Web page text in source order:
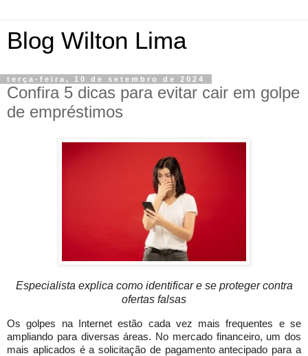
Blog Wilton Lima
terça-feira, 10 de setembro de 2024
Confira 5 dicas para evitar cair em golpe
de empréstimos
Especialista explica como identificar e se proteger contra
ofertas falsas
Os golpes na Internet estão cada vez mais frequentes e se
ampliando para diversas áreas. No mercado financeiro, um dos
mais aplicados é a solicitação de pagamento antecipado para a